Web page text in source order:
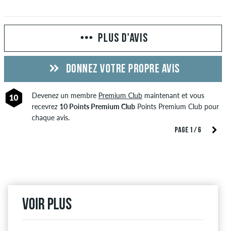
PAGE 1 / 6
PLUS D'AVIS
DONNEZ VOTRE PROPRE AVIS
10 Devenez un membre Premium Clubmaintenant et vous
recevrez 10 Points Premium ClubPoints Premium Club pour
chaque avis.
Voir plus